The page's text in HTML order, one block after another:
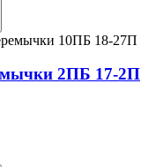
2ПБ 17⁠-⁠2П